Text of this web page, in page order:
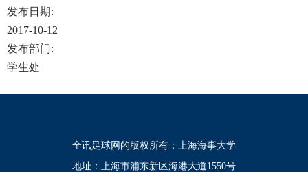
发布日期:
2017-10-12
发布部门:
学生处
全讯足球网的版权所有：上海海事大学
地址：上海市浦东新区海港大道1550号